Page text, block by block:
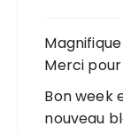
Merci
Bon week
nouveau